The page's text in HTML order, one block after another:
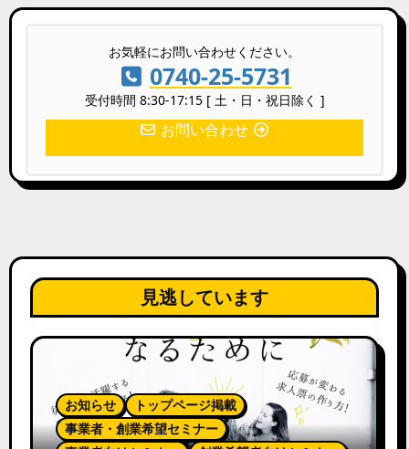
お気軽にお問い合わせください。
0740-25-5731
受付時間 8:30-17:15 [ 土・日・祝日除く ]
お問い合わせ
見逃しています
お知らせ
トップページ掲載
事業者・創業希望セミナー